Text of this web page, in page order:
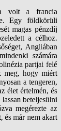
volt a francia
Egy földkörüli
magas pénzdíj
a célhoz.
Angliában
számára
partjai felé
meg, hogy miért
a tengeren,
élet értelmén, és
beteljesülni
megérezte az
és már nem akart